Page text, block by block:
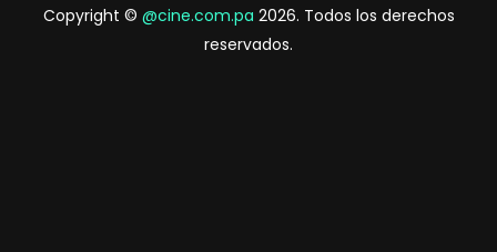
Copyright © @cine.com.pa 2026. Todos los derechos
reservados.